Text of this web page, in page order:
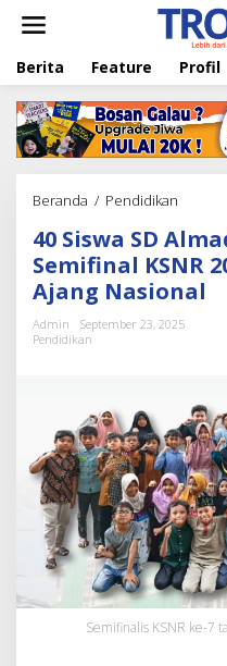
t
Berita Feature Profil
Beranda / Pendidikan
i
s
w
a
m
a
d
a
n
y
G
r
e
s
i
k
40 Siswa SD
Semifinal KSNR
Ajang Nasional
Admin
September 23, 2025
Pendidikan
Semifinalis KSNR ke-7